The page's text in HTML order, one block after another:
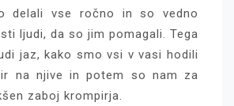
delali vse ročno in so vedno
ljudi, da so jim pomagali. Tega
jaz, kako smo vsi v vasi hodili
na njive in potem so nam za
zaboj krompirja.